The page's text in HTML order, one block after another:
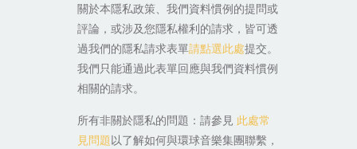
關於本隱私政策、我們資料慣例的提問或
評論，或涉及您隱私權利的請求，皆可透
過我們的隱私請求表單請點選此處提交。
我們只能通過此表單回應與我們資料慣例
相關的請求。
所有非關於隱私的問題：請參見 此處常
見問題以了解如何與環球音樂集團聯繫，